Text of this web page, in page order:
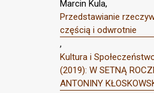
Marcin Kula,
Przedstawianie
częścią i odwrotnie
,
Kultura i
(2019): W SETNĄ
ANTONINY